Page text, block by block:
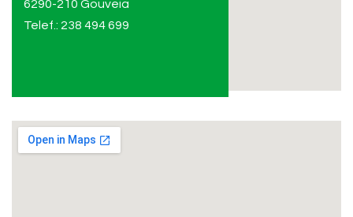
6290-210 Gouveia
Telef.: 238 494 699